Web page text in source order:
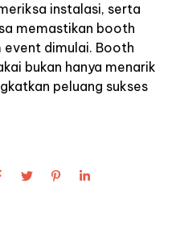
instalasi, serta
memastikan booth
event dimulai. Booth
bukan hanya menarik
peluang sukses